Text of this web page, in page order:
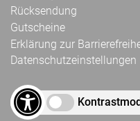
Rücksendung
Gutscheine
Erklärung zur
Datenschutzeinstellungen